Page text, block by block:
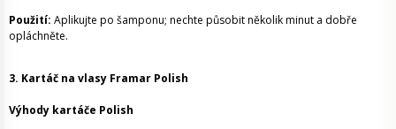
Použití: Aplikujte po šamponu; nechte působit několik minut a dobře
opláchněte.
3. Kartáč na vlasy Framar Polish
Výhody kartáče Polish